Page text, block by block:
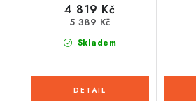
Skladem
4 819 Kč
5 389 Kč